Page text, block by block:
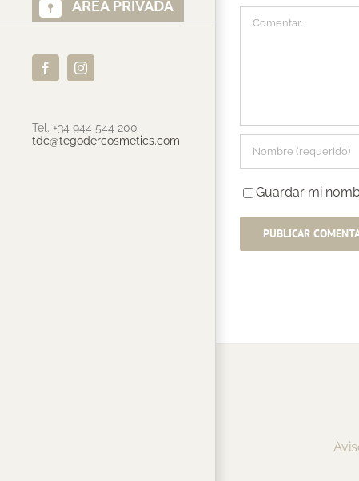
FacebookInstagram
Tel. +34 944 544 200
tdc@tegodercosmetics.com
Guardar mi